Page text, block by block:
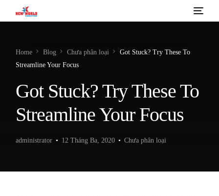
Home Blog Chưa phân loại
Got Stuck? Try These To
Streamline Your Focus
Got Stuck? Try These To
Streamline Your Focus
administrator 12 Tháng Ba, 2020 Chưa phân loại
CANADA ADMISSION DAY 2026
ĐĂNG KÝ NGAY
VỀ CHÚNG TÔI